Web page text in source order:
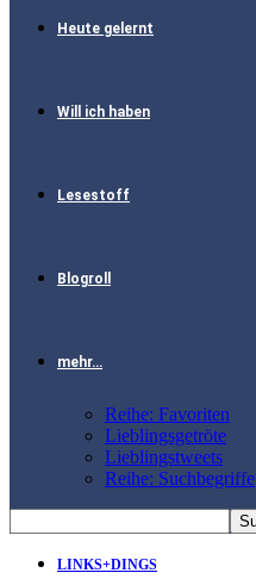
Heute gelernt
Will ich haben
Lesestoff
Blogroll
mehr…
Reihe: Favoriten
Lieblingsgetröte
Lieblingstweets
Reihe: Suchbegriffe
LINKS+DINGS